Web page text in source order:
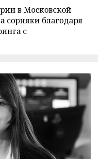
в Московской
сорняки благодаря
с